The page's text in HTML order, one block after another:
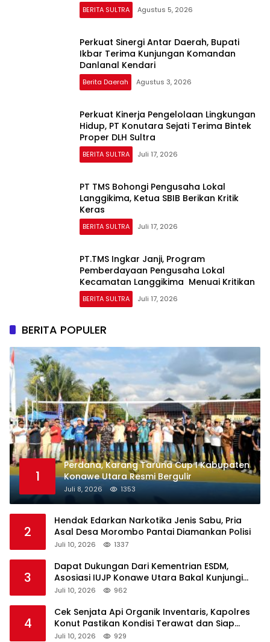
BERITA SULTRA Agustus 5, 2026
Perkuat Sinergi Antar Daerah, Bupati
Ikbar Terima Kunjungan Komandan
Danlanal Kendari
Berita Daerah Agustus 3, 2026
Perkuat Kinerja Pengelolaan Lingkungan
Hidup, PT Konutara Sejati Terima Bintek
Proper DLH Sultra
BERITA SULTRA Juli 17, 2026
PT TMS Bohongi Pengusaha Lokal
Langgikima, Ketua SBIB Berikan Kritik
Keras
BERITA SULTRA Juli 17, 2026
PT.TMS Ingkar Janji, Program
Pemberdayaan Pengusaha Lokal
Kecamatan Langgikima Menuai Kritikan
BERITA SULTRA Juli 17, 2026
BERITA POPULER
1
Perdana, Karang Taruna Cup I Kabupaten
Konawe Utara Resmi Bergulir
Juli 8, 2026 1353
2
Hendak Edarkan Narkotika Jenis Sabu, Pria
Asal Desa Morombo Pantai Diamankan Polisi
Juli 10, 2026 1337
3
Dapat Dukungan Dari Kementrian ESDM,
Asosiasi IUJP Konawe Utara Bakal Kunjungi
Pemegang IUP di Konut
Juli 10, 2026 962
4
Cek Senjata Api Organik Inventaris, Kapolres
Konut Pastikan Kondisi Terawat dan Siap
Digunakan
Juli 10, 2026 929